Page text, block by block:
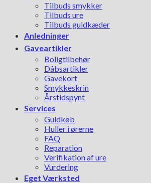
Tilbuds smykker
Tilbuds ure
Tilbuds guldkæder
Anledninger
Gaveartikler
Boligtilbehør
Dåbsartikler
Gavekort
Smykkeskrin
Årstidspynt
Services
Guldkøb
Huller i ørerne
FAQ
Reparation
Verifikation af ure
Vurdering
Eget Værksted